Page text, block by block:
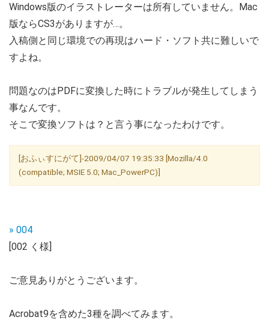
Windows版のイラストレーターは所有していません。Mac
版ならCS3がありますが…。
入稿側と同じ環境での再現はハード・ソフト共に難しいで
すよね。
問題なのはPDFに変換した時にトラブルが発生してしまう
事なんです。
そこで変換ソフトは？と言う事になったわけです。
[おふぃすにがて]-2009/04/07 19:35:33 [Mozilla/4.0
(compatible; MSIE 5.0; Mac_PowerPC)]
» 004
[002 く様]
ご意見ありがとうございます。
Acrobat9を含めた3種を調べてみます。